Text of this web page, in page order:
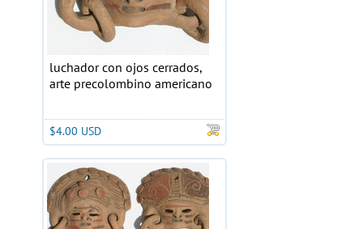
luchador con ojos cerrados,
arte precolombino americano
$4.00 USD